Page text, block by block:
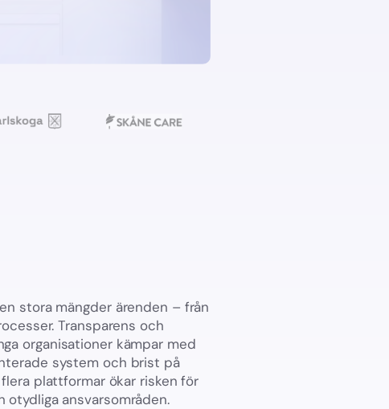
stora mängder ärenden – från
Transparens och
organisationer kämpar med
system och brist på
plattformar ökar risken för
ansvarsområden.